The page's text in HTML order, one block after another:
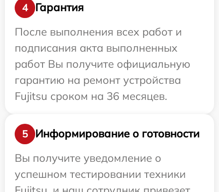
4
Гарантия
После выполнения всех работ и
подписания акта выполненных
работ Вы получите официальную
гарантию на ремонт устройства
Fujitsu сроком на 36 месяцев.
5
Информирование о готовности
Вы получите уведомление о
успешном тестировании техники